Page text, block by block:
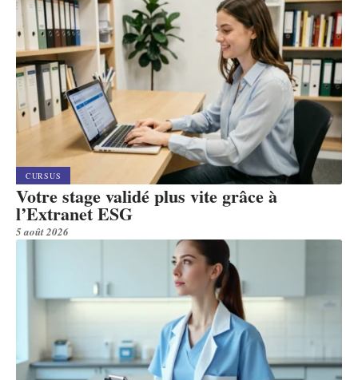
CURSUS
Votre stage validé plus vite grâce à
l’Extranet ESG
5 août 2026